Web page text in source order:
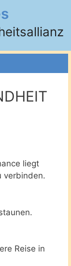
liegt
verbinden.
Reise in